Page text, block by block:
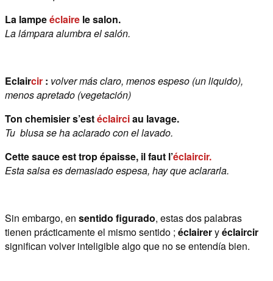
La lampeéclaire le salon.
La lámpara alumbra el salón.
Eclaircir : volver más claro, menos espeso (un liquido),
menos apretado (vegetación)
Ton chemisier s’estéclairciau lavage.
Tu blusa se ha aclarado con el lavado.
Cette sauce est trop épaisse, il faut l’éclaircir.
Esta salsa es demasiado espesa, hay que aclararla.
Sin embargo, en sentido figurado, estas dos palabras
tienen prácticamente el mismo sentido ; éclaireryéclaircir
significan volver inteligible algo que no se entendía bien.